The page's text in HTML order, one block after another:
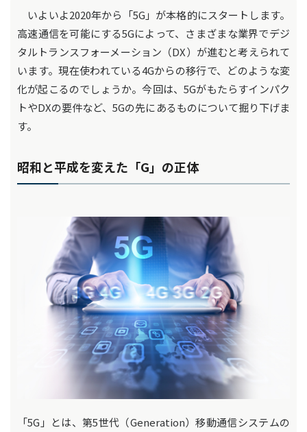
いよいよ2020年から「5G」が本格的にスタートします。
高速通信を可能にする5Gによって、さまざまな業界でデジ
タルトランスフォーメーション（DX）が進むと考えられて
います。現在使われている4Gからの移行で、どのような変
化が起こるのでしょうか。今回は、5Gがもたらすインパク
トやDXの要件など、5Gの先にあるものについて掘り下げま
す。
昭和と平成を変えた「G」の正体
「5G」とは、第5世代（Generation）移動通信システムの